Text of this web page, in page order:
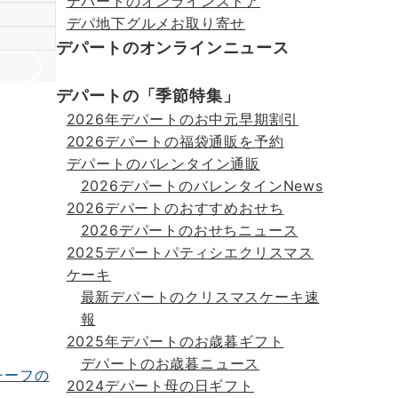
デパ地下グルメお取り寄せ
デパートのオンラインニュース
デパートの「季節特集」
2026年デパートのお中元早期割引
2026デパートの福袋通販を予約
デパートのバレンタイン通販
2026デパートのバレンタインNews
2026デパートのおすすめおせち
2026デパートのおせちニュース
2025デパートパティシエクリスマス
ケーキ
最新デパートのクリスマスケーキ速
報
2025年デパートのお歳暮ギフト
デパートのお歳暮ニュース
2024デパート母の日ギフト